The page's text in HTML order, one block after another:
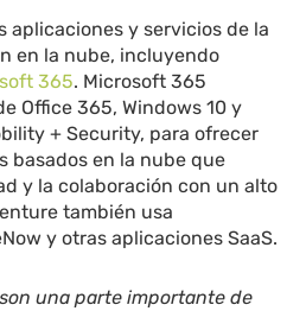
aplicaciones y servicios de la
en la nube, incluyendo
365. Microsoft 365
Office 365, Windows 10 y
+ Security, para ofrecer
basados en la nube que
y la colaboración con un alto
también usa
y otras aplicaciones SaaS.
una parte importante de